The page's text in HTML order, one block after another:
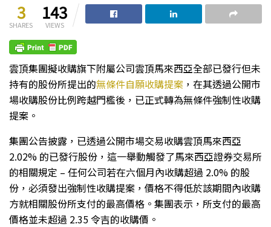
3
SHARES
143
VIEWS
雲頂集團擬收購旗下附屬公司雲頂馬來西亞全部已發行但未
持有的股份所提出的無條件自願收購提案 ，在其透過公開市
場收購股份比例跨越門檻後，已正式轉為無條件強制性收購
提案。
集團公告披露，已透過公開市場交易收購雲頂馬來西亞
2.02% 的已發行股份，這一舉動觸發了馬來西亞證券交易所
的相關規定 – 任何公司若在六個月內收購超過 2.0% 的股
份，必須發出強制性收購提案，價格不得低於該期間內收購
方就相關股份所支付的最高價格。集團表示，所支付的最高
價格並未超過 2.35 令吉的收購價。